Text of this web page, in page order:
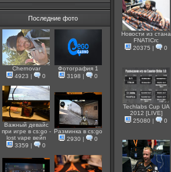
Последние фото
Chernovar
4923 | 0
Фотография 1
3198 | 0
Важный девайс
при игре в cs:go -
lost vape вейп
3359 | 0
Разминка в cs:go
2930 | 0
Новости из стана
FNATICrc
20375 | 0
Techlabs Cup UA
2012 [LIVE]
25080 | 0